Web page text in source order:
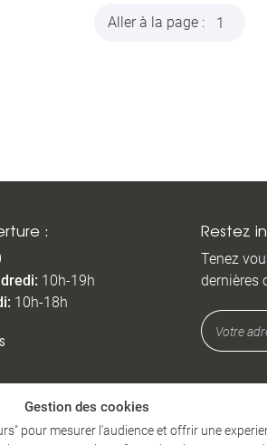
Aller à la page :
:
: 10h-19h
: 10h-18h
Restez
Tenez
dernières
Gestion des cookies
pour mesurer l'audience et offrir une